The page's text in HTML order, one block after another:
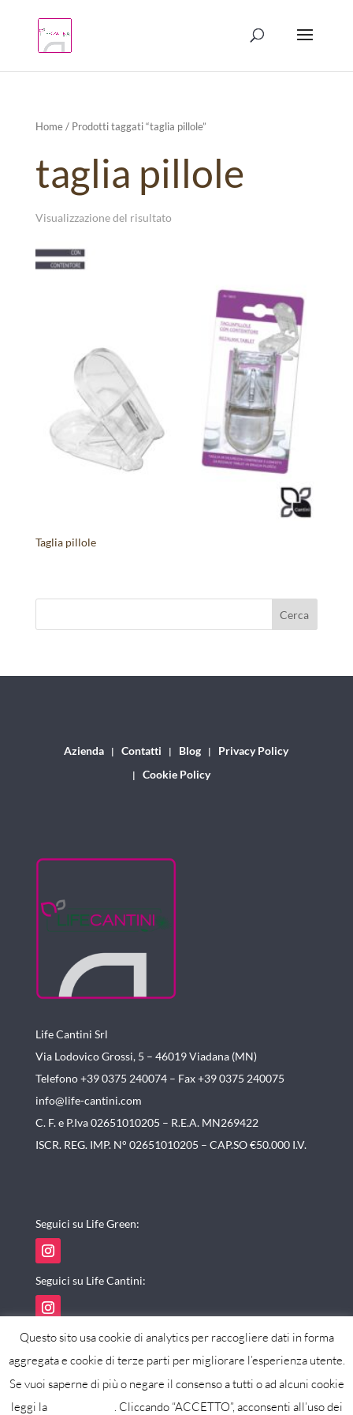
Home/ Prodotti taggati “taglia pillole”
taglia pillole
Visualizzazione del risultato
Taglia pillole
Azienda Contatti Blog
Privacy Policy
Cookie Policy
Life Cantini Srl
Via Lodovico Grossi, 5 – 46019Viadana (MN)
Telefono +39 0375 240074 – Fax +39 0375 240075
info@life-cantini.com
C. F. e P.Iva 02651010205 – R.E.A. MN269422
ISCR. REG. IMP. N° 02651010205 – CAP.SO €50.000 I.V.
Seguici su Life Green:
Seguici su Life Cantini:
powered by maxistudio
Questo sito usa cookie di analytics per raccogliere dati in forma
aggregata e cookie di terze parti per migliorare l’esperienza utente.
Se vuoi saperne di più o negare il consenso a tutti o ad alcuni cookie
leggi la
. Cliccando “ACCETTO”, acconsenti all’uso dei